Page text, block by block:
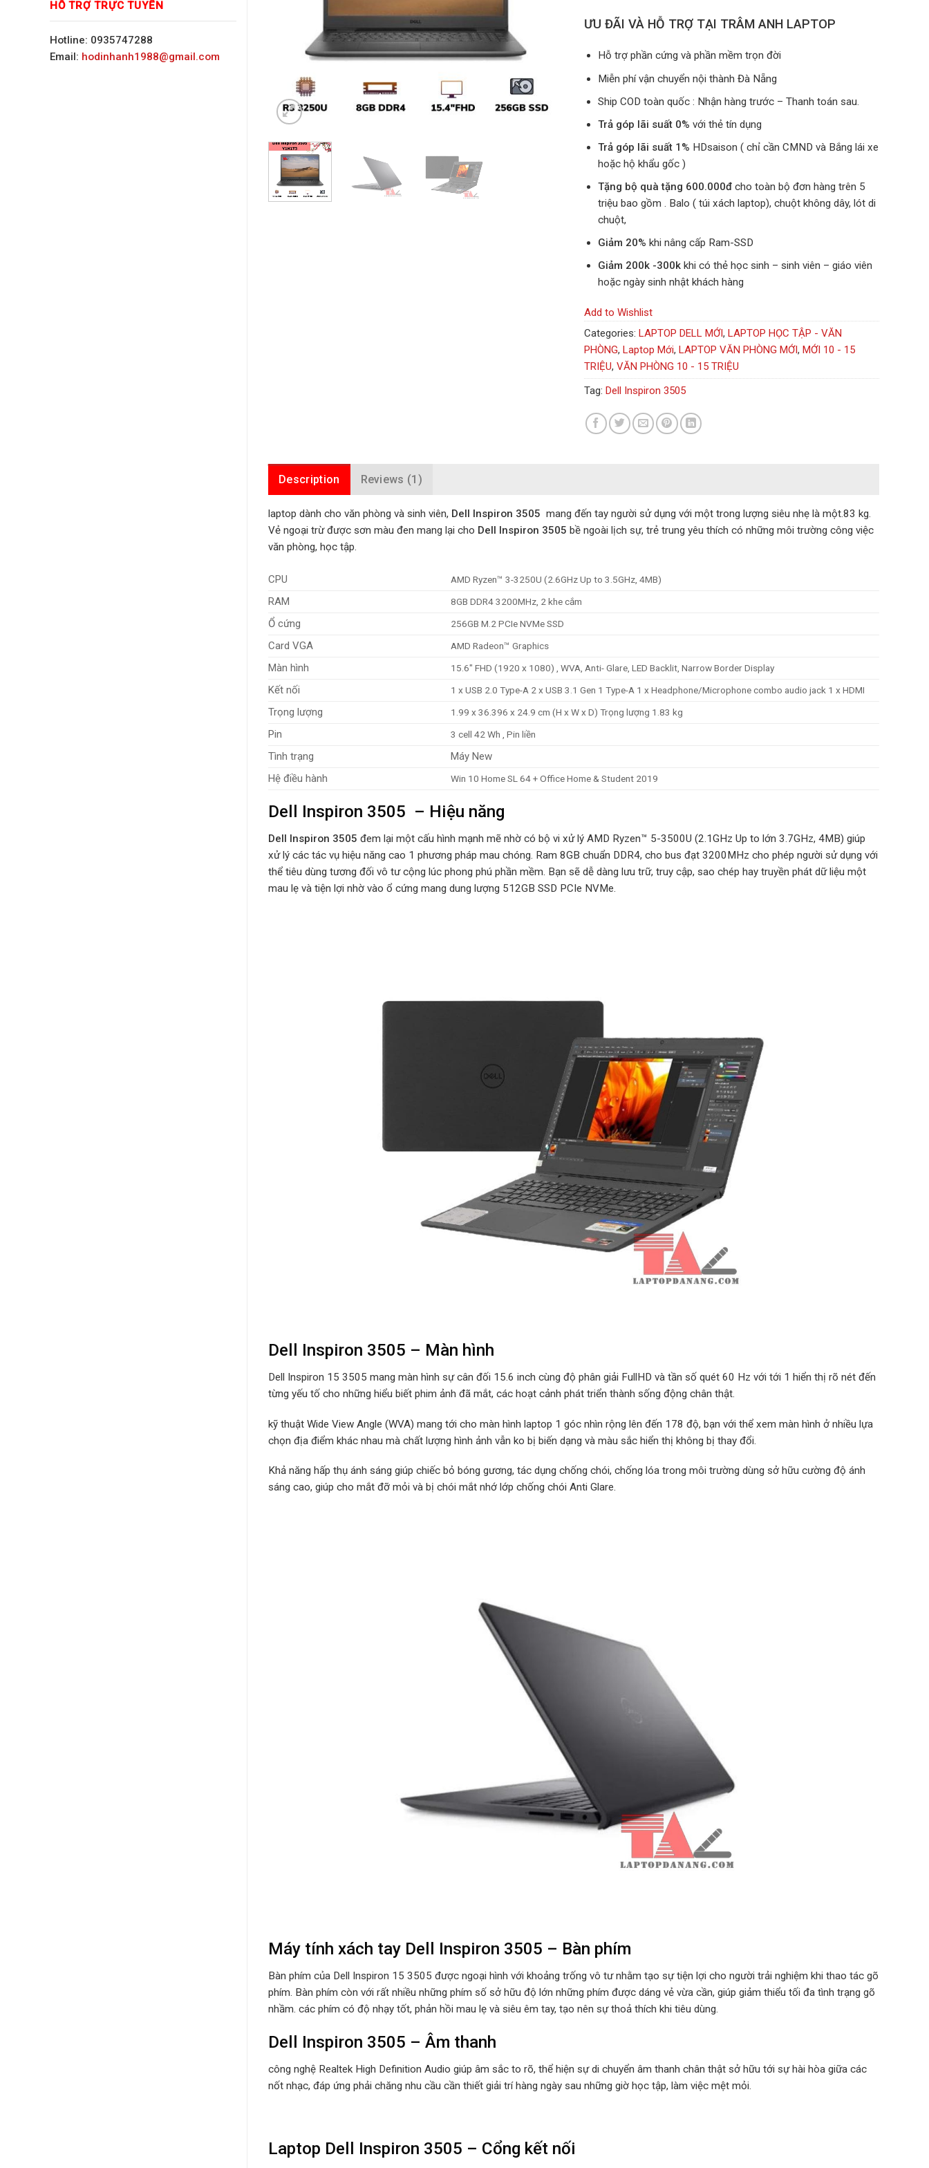
HỖ TRỢ TRỰC TUYẾN
Hotline: 0935747288
Email: hodinhanh1988@gmail.com
ƯU ĐÃI VÀ HỖ TRỢ TẠI TRÂM ANH LAPTOP
Hỗ trợ phần cứng và phần mềm trọn đời
Miễn phí vận chuyển nội thành Đà Nẵng
Ship COD toàn quốc : Nhận hàng trước – Thanh toán sau.
Trả góp lãi suất 0% với thẻ tín dụng
Trả góp lãi suất 1% HDsaison ( chỉ cần CMND và Bắng lái xe
hoặc hộ khẩu gốc )
Tặng bộ quà tặng 600.000đ cho toàn bộ đơn hàng trên 5
triệu bao gồm . Balo ( túi xách laptop), chuột không dây, lót di
chuột,
Giảm 20% khi nâng cấp Ram-SSD
Giảm 200k -300k khi có thẻ học sinh – sinh viên – giáo viên
hoặc ngày sinh nhật khách hàng
Add to Wishlist
Categories: LAPTOP DELL MỚI, LAPTOP HỌC TẬP - VĂN
PHÒNG, Laptop Mới, LAPTOP VĂN PHÒNG MỚI, MỚI 10 - 15
TRIỆU, VĂN PHÒNG 10 - 15 TRIỆU
Tag: Dell Inspiron 3505
Description Reviews (1)
laptop dành cho văn phòng và sinh viên, Dell Inspiron 3505 mang đến tay người sử dụng với một trong lượng siêu nhẹ là một.83 kg.
Vẻ ngoại trừ được sơn màu đen mang lại cho Dell Inspiron 3505 bề ngoài lịch sự, trẻ trung yêu thích có những môi trường công việc
văn phòng, học tập.
CPU AMD Ryzen™ 3-3250U (2.6GHz Up to 3.5GHz, 4MB)
RAM 8GB DDR4 3200MHz, 2 khe cắm
Ổ cứng 256GB M.2 PCIe NVMe SSD
Card VGA AMD Radeon™ Graphics
Màn hình 15.6″ FHD (1920 x 1080) , WVA, Anti- Glare, LED Backlit, Narrow Border Display
Kết nối 1 x USB 2.0 Type-A 2 x USB 3.1 Gen 1 Type-A 1 x Headphone/Microphone combo audio jack 1 x HDMI
Trọng lượng 1.99 x 36.396 x 24.9 cm (H x W x D) Trọng lượng 1.83 kg
Pin 3 cell 42 Wh , Pin liền
Tình trạng
Máy New
Hệ điều hành
Win 10 Home SL 64 + Office Home & Student 2019
Dell Inspiron 3505 – Hiệu năng
Dell Inspiron 3505 đem lại một cấu hình mạnh mẽ nhờ có bộ vi xử lý AMD Ryzen™ 5-3500U (2.1GHz Up to lớn 3.7GHz, 4MB) giúp
xử lý các tác vụ hiệu năng cao 1 phương pháp mau chóng. Ram 8GB chuẩn DDR4, cho bus đạt 3200MHz cho phép người sử dụng với
thể tiêu dùng tương đối vô tư cộng lúc phong phú phần mềm. Bạn sẽ dễ dàng lưu trữ, truy cập, sao chép hay truyền phát dữ liệu một
mau lẹ và tiện lợi nhờ vào ổ cứng mang dung lượng 512GB SSD PCIe NVMe.
Dell Inspiron 3505 – Màn hình
Dell Inspiron 15 3505 mang màn hình sự cân đối 15.6 inch cùng độ phân giải FullHD và tần số quét 60 Hz với tới 1 hiển thị rõ nét đến
từng yếu tố cho những hiểu biết phim ảnh đã mắt, các hoạt cảnh phát triển thành sống động chân thật.
kỹ thuật Wide View Angle (WVA) mang tới cho màn hình laptop 1 góc nhìn rộng lên đến 178 độ, bạn với thể xem màn hình ở nhiều lựa
chọn địa điểm khác nhau mà chất lượng hình ảnh vẫn ko bị biến dạng và màu sắc hiển thị không bị thay đổi.
Khả năng hấp thụ ánh sáng giúp chiếc bỏ bóng gương, tác dụng chống chói, chống lóa trong môi trường dùng sở hữu cường độ ánh
sáng cao, giúp cho mắt đỡ mỏi và bị chói mắt nhớ lớp chống chói Anti Glare.
Máy tính xách tay Dell Inspiron 3505 – Bàn phím
Bàn phím của Dell Inspiron 15 3505 được ngoại hình với khoảng trống vô tư nhằm tạo sự tiện lợi cho người trải nghiệm khi thao tác gõ
phím. Bàn phím còn với rất nhiều những phím số sở hữu độ lớn những phím được dáng vẻ vừa cần, giúp giảm thiểu tối đa tình trạng gõ
nhầm. các phím có độ nhạy tốt, phản hồi mau lẹ và siêu êm tay, tạo nên sự thoả thích khi tiêu dùng.
Dell Inspiron 3505 – Âm thanh
công nghệ Realtek High Definition Audio giúp âm sắc to rõ, thể hiện sự di chuyển âm thanh chân thật sở hữu tới sự hài hòa giữa các
nốt nhạc, đáp ứng phải chăng nhu cầu cần thiết giải trí hàng ngày sau những giờ học tập, làm việc mệt mỏi.
Laptop Dell Inspiron 3505 – Cổng kết nối